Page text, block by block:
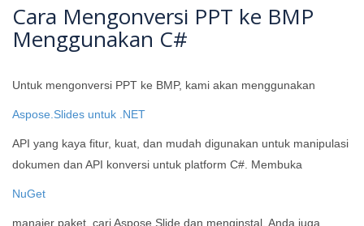
Cara Mengonversi PPT ke BMP
Menggunakan C#
Untuk mengonversi PPT ke BMP, kami akan menggunakan
Aspose.Slides untuk .NET
API yang kaya fitur, kuat, dan mudah digunakan untuk manipulasi
dokumen dan API konversi untuk platform C#. Membuka
NuGet
manajer paket, cari Aspose.Slide dan menginstal. Anda juga